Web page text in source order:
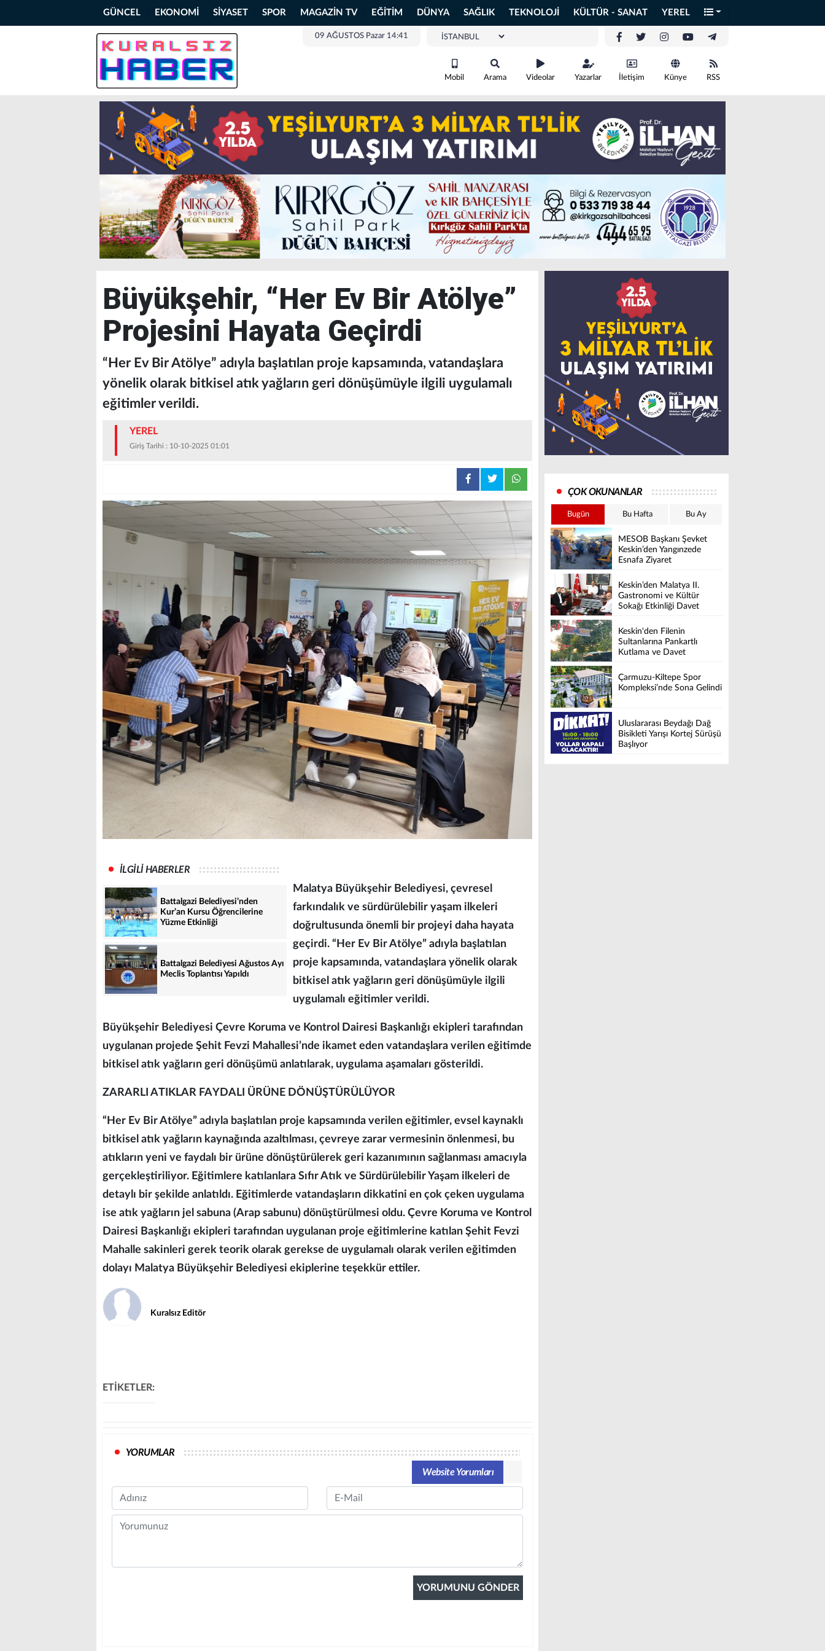
GÜNCEL EKONOMİ SİYASET SPOR MAGAZİN TV EĞİTİM DÜNYA SAĞLIK TEKNOLOJİ KÜLTÜR - SANAT YEREL
09 AĞUSTOS Pazar 14:41
Mobil Arama Videolar Yazarlar İletişim Künye RSS
Büyükşehir, “Her Ev Bir Atölye”
Projesini Hayata Geçirdi
“Her Ev Bir Atölye” adıyla başlatılan proje kapsamında, vatandaşlara
yönelik olarak bitkisel atık yağların geri dönüşümüyle ilgili uygulamalı
eğitimler verildi.
YEREL
Giriş Tarihi : 10-10-2025 01:01
İLGİLİ HABERLER
Battalgazi Belediyesi’nden
Kur’an Kursu Öğrencilerine
Yüzme Etkinliği
Battalgazi Belediyesi Ağustos Ayı
Meclis Toplantısı Yapıldı
Malatya Büyükşehir Belediyesi, çevresel
farkındalık ve sürdürülebilir yaşam ilkeleri
doğrultusunda önemli bir projeyi daha hayata
geçirdi. “Her Ev Bir Atölye” adıyla başlatılan
proje kapsamında, vatandaşlara yönelik olarak
bitkisel atık yağların geri dönüşümüyle ilgili
uygulamalı eğitimler verildi.
Büyükşehir Belediyesi Çevre Koruma ve Kontrol Dairesi Başkanlığı ekipleri tarafından
uygulanan projede Şehit Fevzi Mahallesi’nde ikamet eden vatandaşlara verilen eğitimde
bitkisel atık yağların geri dönüşümü anlatılarak, uygulama aşamaları gösterildi.
ZARARLI ATIKLAR FAYDALI ÜRÜNE DÖNÜŞTÜRÜLÜYOR
“Her Ev Bir Atölye” adıyla başlatılan proje kapsamında verilen eğitimler, evsel kaynaklı
bitkisel atık yağların kaynağında azaltılması, çevreye zarar vermesinin önlenmesi, bu
atıkların yeni ve faydalı bir ürüne dönüştürülerek geri kazanımının sağlanması amacıyla
gerçekleştiriliyor. Eğitimlere katılanlara Sıfır Atık ve Sürdürülebilir Yaşam ilkeleri de
detaylı bir şekilde anlatıldı. Eğitimlerde vatandaşların dikkatini en çok çeken uygulama
ise atık yağların jel sabuna (Arap sabunu) dönüştürülmesi oldu. Çevre Koruma ve Kontrol
Dairesi Başkanlığı ekipleri tarafından uygulanan proje eğitimlerine katılan Şehit Fevzi
Mahalle sakinleri gerek teorik olarak gerekse de uygulamalı olarak verilen eğitimden
dolayı Malatya Büyükşehir Belediyesi ekiplerine teşekkür ettiler.
Kuralsız Editör
ETİKETLER:
YORUMLAR
Website Yorumları
Name Email
Comment
ÇOK OKUNANLAR
Bugün Bu Hafta Bu Ay
MESOB Başkanı Şevket
Keskin’den Yangınzede
Esnafa Ziyaret
Keskin’den Malatya II.
Gastronomi ve Kültür
Sokağı Etkinliği Davet
Keskin'den Filenin
Sultanlarına Pankartlı
Kutlama ve Davet
Çarmuzu-Kiltepe Spor
Kompleksi’nde Sona Gelindi
Uluslararası Beydağı Dağ
Bisikleti Yarışı Kortej Sürüşü
Başlıyor